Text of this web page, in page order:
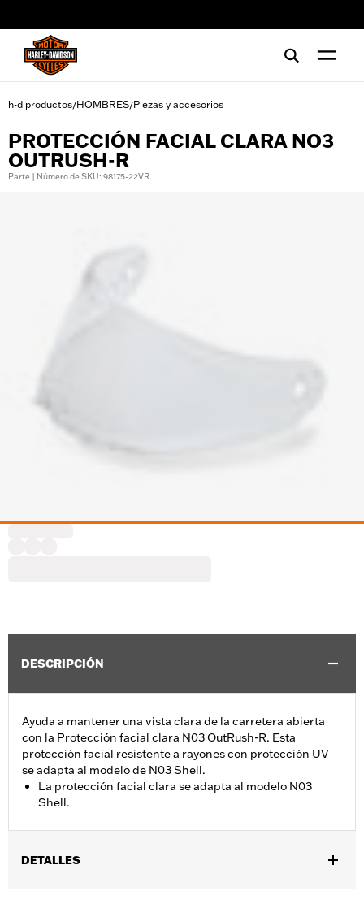
h-d productos/HOMBRES/Piezas y accesorios
PROTECCIÓN FACIAL CLARA NO3
OUTRUSH-R
Parte | Número de SKU: 98175-22VR
DESCRIPCIÓN
Ayuda a mantener una vista clara de la carretera abierta
con la Protección facial clara N03 OutRush-R. Esta
protección facial resistente a rayones con protección UV
se adapta al modelo de N03 Shell.
La protección facial clara se adapta al modelo N03
Shell.
DETALLES